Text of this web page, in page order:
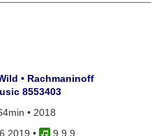
• Rachmaninoff
8553403
• 2018
•
9 9 9